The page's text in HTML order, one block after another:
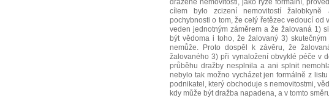
dražené nemovitosti, jako ryze formální,
cílem bylo zcizení nemovitostí žalobkyně
pochybnosti o tom, že celý řetězec vedoucí od
veden jednotným záměrem a že žalovaná 1)
být vědoma i toho, že žalovaný 3)
nemůže. Proto dospěl k závěru, že
žalovaného 3) při vynaložení obvyklé péče v
průběhu dražby nesplnila a ani splnit
nebylo tak možno vycházet jen formálně z
podnikatel, který obchoduje s nemovitostmi,
kdy může být dražba napadena, a v tomto